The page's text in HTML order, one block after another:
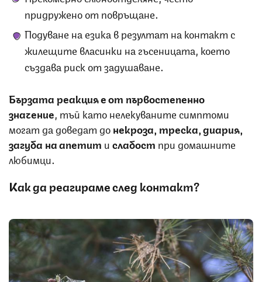
придружено от повръщане.
Подуване на езика в резултат на контакт с
жилещите власинки на гъсеницата, което
създава риск от задушаване.
Бързата реакция е от първостепенно
значение , тъй като нелекуваните симптоми
могат да доведат донекроза, треска, диария,
загуба на апетит ислабост при домашните
любимци.
Как да реагираме след контакт?